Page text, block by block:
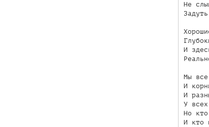
Не
И
Мы
И
И
У
Но
И кто